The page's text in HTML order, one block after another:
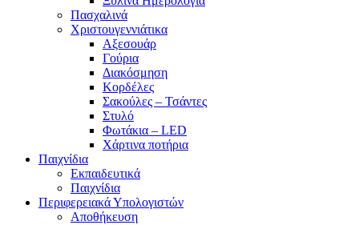
Πασχαλινά
Χριστουγεννιάτικα
Αξεσουάρ
Γούρια
Διακόσμηση
Κορδέλες
Σακούλες – Τσάντες
Στυλό
Φωτάκια – LED
Χάρτινα ποτήρια
Παιχνίδια
Εκπαιδευτικά
Παιχνίδια
Περιφερειακά Υπολογιστών
Αποθήκευση